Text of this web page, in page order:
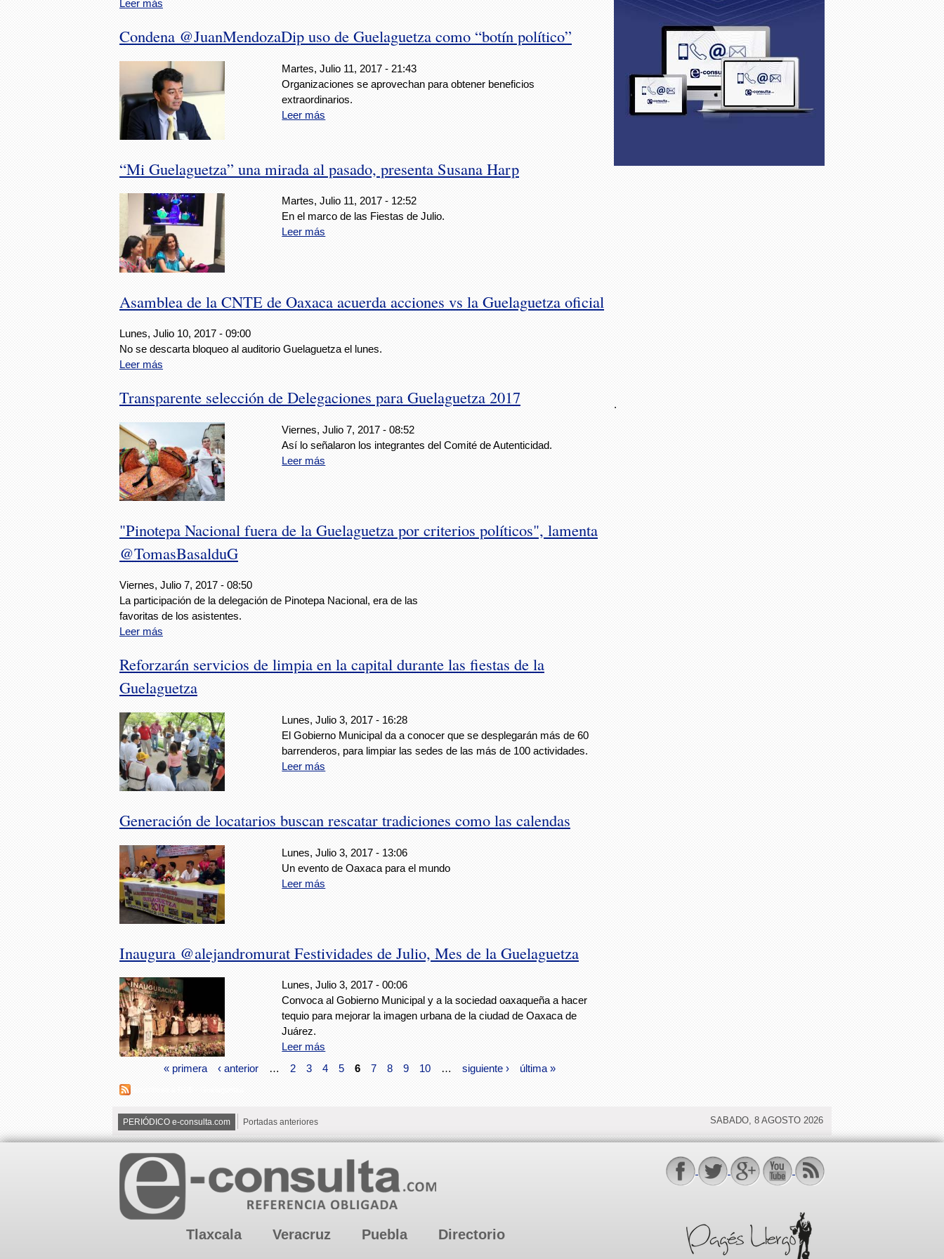
Leer más
Condena @JuanMendozaDip uso de Guelaguetza como “botín político”
Martes, Julio 11, 2017 - 21:43
Organizaciones se aprovechan para obtener beneficios
extraordinarios.
Leer más
“Mi Guelaguetza” una mirada al pasado, presenta Susana Harp
Martes, Julio 11, 2017 - 12:52
En el marco de las Fiestas de Julio.
Leer más
Asamblea de la CNTE de Oaxaca acuerda acciones vs la Guelaguetza oficial
Lunes, Julio 10, 2017 - 09:00
No se descarta bloqueo al auditorio Guelaguetza el lunes.
Leer más
Transparente selección de Delegaciones para Guelaguetza 2017
Viernes, Julio 7, 2017 - 08:52
Así lo señalaron los integrantes del Comité de Autenticidad.
Leer más
"Pinotepa Nacional fuera de la Guelaguetza por criterios políticos", lamenta
@TomasBasalduG
Viernes, Julio 7, 2017 - 08:50
La participación de la delegación de Pinotepa Nacional, era de las
favoritas de los asistentes.
Leer más
Reforzarán servicios de limpia en la capital durante las fiestas de la
Guelaguetza
Lunes, Julio 3, 2017 - 16:28
El Gobierno Municipal da a conocer que se desplegarán más de 60
barrenderos, para limpiar las sedes de las más de 100 actividades.
Leer más
Generación de locatarios buscan rescatar tradiciones como las calendas
Lunes, Julio 3, 2017 - 13:06
Un evento de Oaxaca para el mundo
Leer más
Inaugura @alejandromurat Festividades de Julio, Mes de la Guelaguetza
Lunes, Julio 3, 2017 - 00:06
Convoca al Gobierno Municipal y a la sociedad oaxaqueña a hacer
tequio para mejorar la imagen urbana de la ciudad de Oaxaca de
Juárez.
Leer más
« primera
‹ anterior … 2 3 4 5 6 7 8 9 10 … siguiente › última »
.
PERIÓDICO e-consulta.com Portadas anteriores SABADO, 8 AGOSTO 2026
Tlaxcala Veracruz Puebla Directorio